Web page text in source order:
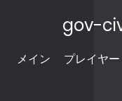
gov-
メイン プレイヤー